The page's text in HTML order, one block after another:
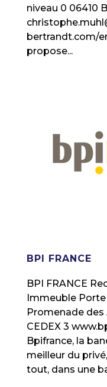
niveau 0 06410
bertrandt.com/
propose...
BPI FRANCE
BPI FRANCE
Immeuble Porte
Promenade
CEDEX 3
Bpifrance, la
meilleur du
tout, dans une